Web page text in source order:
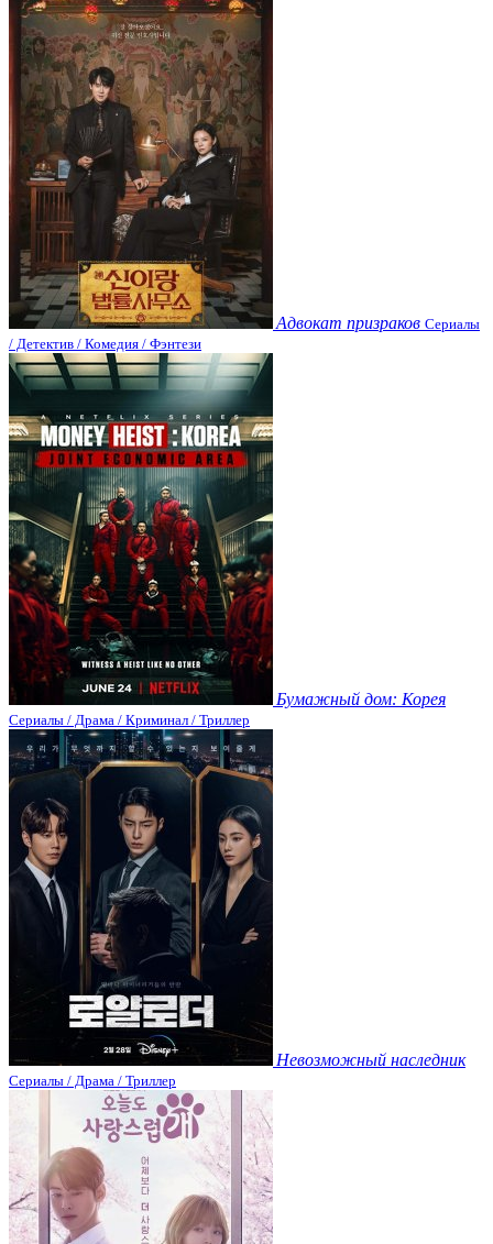
Адвокат призраков Сериалы
/ Детектив / Комедия / Фэнтези
Бумажный дом: Корея
Сериалы / Драма / Криминал / Триллер
Невозможный наследник
Сериалы / Драма / Триллер